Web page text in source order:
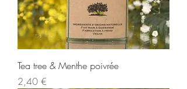
Tea tree & Menthe poivrée
Prix
2,40 €